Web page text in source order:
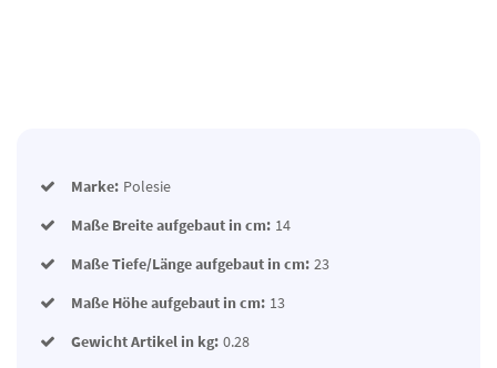
Marke: Polesie
Maße Breite aufgebaut in cm: 14
Maße Tiefe/Länge aufgebaut in cm: 23
Maße Höhe aufgebaut in cm: 13
Gewicht Artikel in kg: 0.28